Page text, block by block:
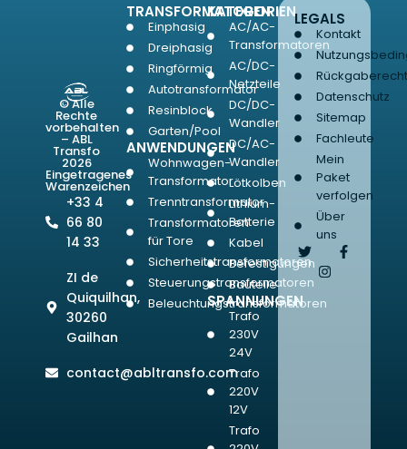
© Alle
Rechte
vorbehalten
– ABL
Transfo
2026
Eingetragenes
Warenzeichen
+33 4
66 80
14 33
ZI de
Quiquilhan,
30260
Gailhan
contact@abltransfo.com
TRANSFORMATOREN
Einphasig
Dreiphasig
Ringförmig
Autotransformator
Resinblock
Garten/Pool
ANWENDUNGEN
Wohnwagen-
Transformator
Trenntransformator
Transformatoren
für Tore
Sicherheitstransformatoren
Steuerungstransformatoren
Beleuchtungstransformatoren
KATEGORIEN
AC/AC-
Transformatoren
AC/DC-
Netzteile
DC/DC-
Wandler
DC/AC-
Wandler
Lötkolben
Lithium-
Batterie
Kabel
Befestigungen
Bauteile
SPANNUNGEN
Trafo
230V
24V
Trafo
220V
12V
Trafo
LEGALS
Kontakt
Datenschutz
Sitemap
Fachleute
Mein
Paket
verfolgen
Über
uns